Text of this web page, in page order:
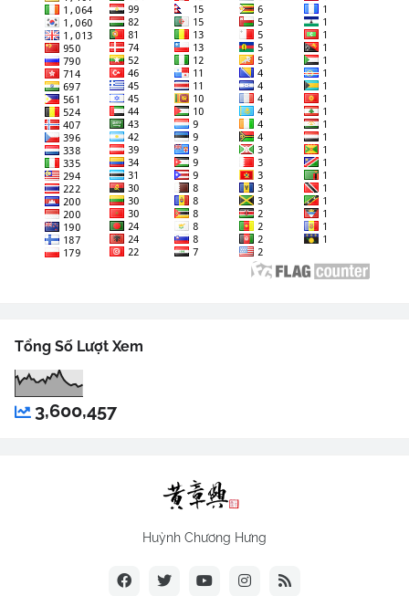
Tổng Số Lượt Xem
3,600,457
Huỳnh Chương Hưng